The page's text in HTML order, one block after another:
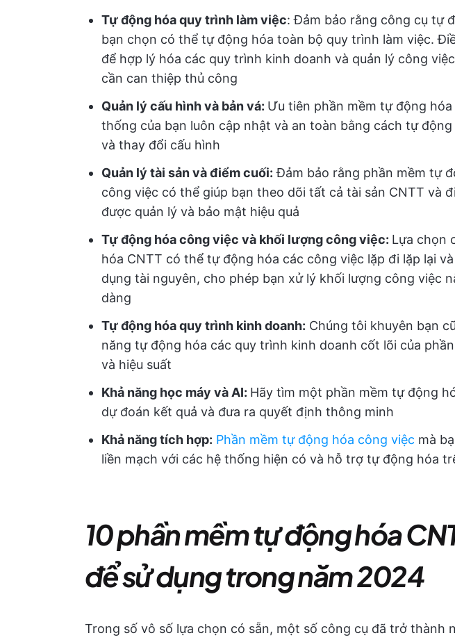
Tự động hóa quy trình làm việc: Đảm bảo rằng công cụ tự
bạn chọn có thể tự động hóa toàn bộ quy trình làm việc.
để hợp lý hóa các quy trình kinh doanh và quản lý công
cần can thiệp thủ công
Quản lý cấu hình và bản vá: Ưu tiên phần mềm tự động
thống của bạn luôn cập nhật và an toàn bằng cách tự
và thay đổi cấu hình
Quản lý tài sản và điểm cuối: Đảm bảo rằng phần mềm tự
công việc có thể giúp bạn theo dõi tất cả tài sản CNTT và
được quản lý và bảo mật hiệu quả
Tự động hóa công việc và khối lượng công việc: Lựa chọn
hóa CNTT có thể tự động hóa các công việc lặp đi lặp lại
dụng tài nguyên, cho phép bạn xử lý khối lượng công việc
dàng
Tự động hóa quy trình kinh doanh: Chúng tôi khuyên bạn
năng tự động hóa các quy trình kinh doanh cốt lõi của
và hiệu suất
Khả năng học máy và AI: Hãy tìm một phần mềm tự động
dự đoán kết quả và đưa ra quyết định thông minh
Khả năng tích hợp: Phần mềm tự động hóa công việc mà
liền mạch với các hệ thống hiện có và hỗ trợ tự động hóa
10 phần mềm tự động hóa
để sử dụng trong năm 2024
Trong số vô số lựa chọn có sẵn, một số công cụ đã trở thành